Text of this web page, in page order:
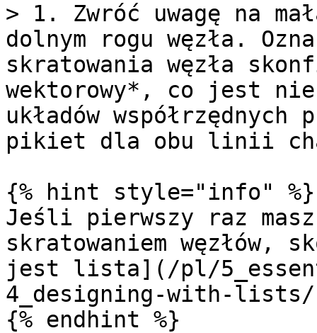
> 1. Zwróć uwagę na
dolnym rogu węzła.
skratowania węzła
wektorowy*, co jest
układów
pikiet dla obu linii
{% hint style="info" %}
Jeśli pierwszy raz
skratowaniem
jest lista](/pl/
4_designing-with-
{% endhint %}